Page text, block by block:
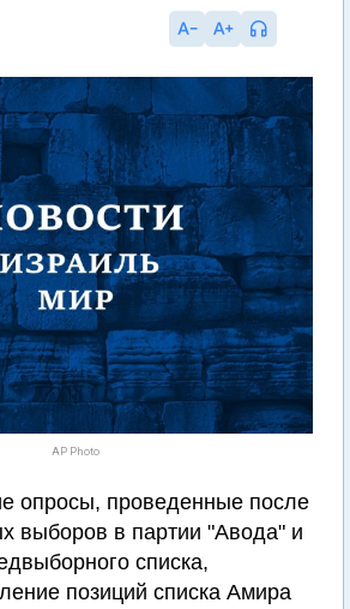
AP Photo
опросы, проведенные после
выборов в партии "Авода" и
списка,
позиций списка Амира